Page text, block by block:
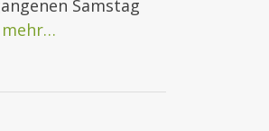
Samstag
mehr…